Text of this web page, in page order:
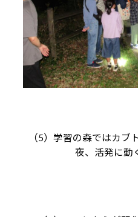
（5）学習の森ではカブ
夜、活発に動